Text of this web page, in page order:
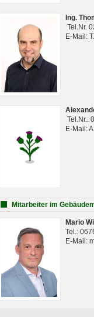
Ing.
Tel.Nr.
E-Mail:
Tel.Nr.:
E-Mail:
Mitarbeiter im
Mario
Tel.:
E-Mail: